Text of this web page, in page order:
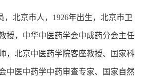
北京市人，1926年出生，北京市卫
授，中华中医药学会中成药分会主任
，北京中医药学院客座教授、国家科
中医中药学中药审查专家、国家自然